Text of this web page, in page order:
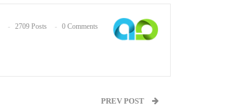
2709 Posts 0 Comments